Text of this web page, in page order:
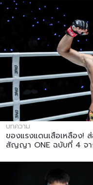
บทความ
ของแรงแดนเสือเหลือง!
สัญญา ONE ฉบับที่ 4 จ